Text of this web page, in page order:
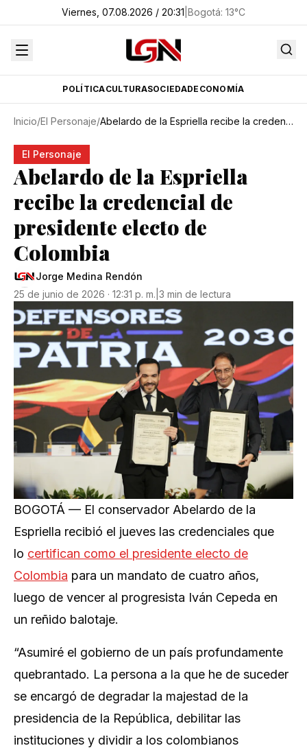
Viernes, 07.08.2026 / 20:31 Bogotá: 13°C
POLÍTICACULTURASOCIEDADECONOMÍA
Inicio/El Personaje/ Abelardo de la Espriella recibe la credencial de presidente electo de Colombia
El Personaje
Abelardo de la Espriella
recibe la credencial de
presidente electo de
Colombia
Jorge Medina Rendón
25 de junio de 2026 · 12:31 p. m. 3 min de lectura
BOGOTÁ — El conservador Abelardo de la
Espriella recibió el jueves las credenciales que
lo certifican como el presidente electo de
Colombia para un mandato de cuatro años,
luego de vencer al progresista Iván Cepeda en
un reñido balotaje.
“Asumiré el gobierno de un país profundamente
quebrantado. La persona a la que he de suceder
se encargó de degradar la majestad de la
presidencia de la República, debilitar las
instituciones y dividir a los colombianos